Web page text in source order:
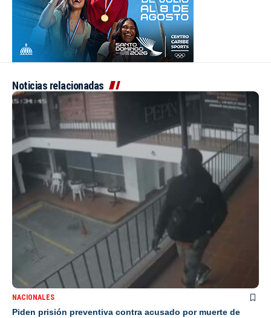
Noticias relacionadas
NACIONALES
Piden prisión preventiva contra acusado por muerte de